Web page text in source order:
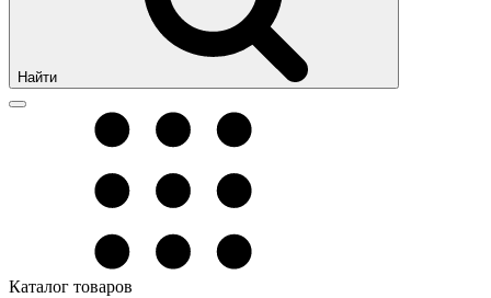
Найти
Каталог товаров